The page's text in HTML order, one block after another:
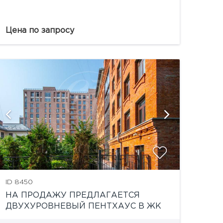
Предлагается пятикомнатная квартира...
Цена по запросу
ID 8450
НА ПРОДАЖУ ПРЕДЛАГАЕТСЯ
ДВУХУРОВНЕВЫЙ ПЕНТХАУС В ЖК